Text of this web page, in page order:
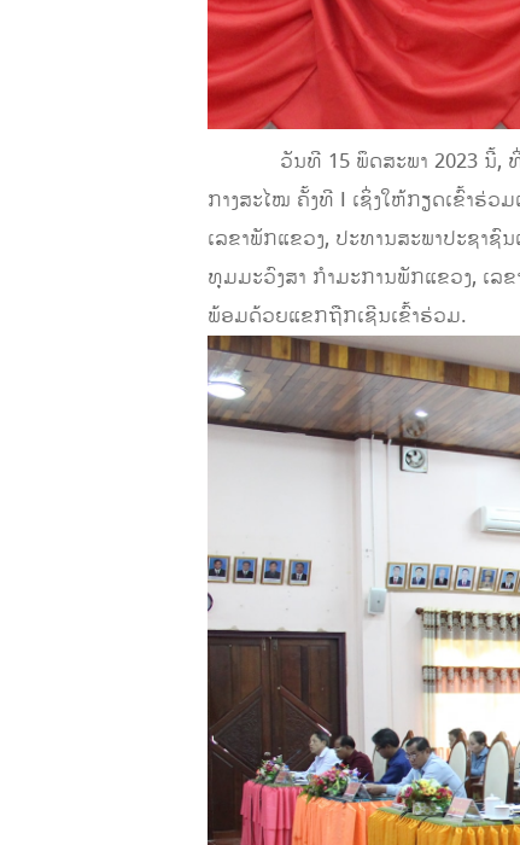
ວັນທີ 15 ພຶດສະພາ 2023 ນີ້, ທີ່ສະ
ກາງສະໄໝ ຄັ້ງທີ I ເຊິ່ງໃຫ້ກຽດເຂົ້າຮ່ວ
ເລຂາພັກແຂວງ, ປະທານສະພາປະຊາຊົ
ທຸມມະວົງສາ ກໍາມະການພັກແຂວງ, ເ
ພ້ອມດ້ວຍແຂກຖືກເຊີນເຂົ້າຮ່ວມ.